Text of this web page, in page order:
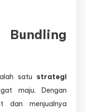
satustrategi
maju. Dengan
dan menjualnya